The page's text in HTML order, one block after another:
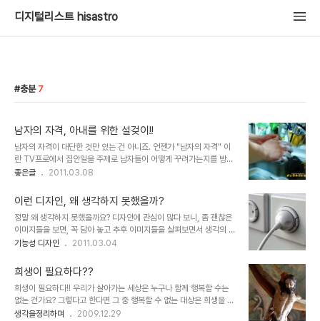
디지털리스트 hisastro
충분 7
남자의 자격, 아내를 위한 설겆이!!
남자의 자격이 대단한 것만 있는 건 아니죠. 언젠가 "남자의 자격" 이
란 TV프로에서 집안일을 주제로 남자들이 어떻게 꾸려가는지를 방영
한 적이 있습니다. 그 방송 끝 무렵, 직접 집안일을 해본 후 정말 힘들
를 위해 집안일을 도와주는 것도 남자가 지녀야 할 자격 중 하나라고...
근데, 요즘 그 말이 적잖이 와 닿습니다. 들리는 바에 의하면 맞벌이하
는 경우도 대부분 집안일은 여자가 맡는다고 합니다. 물론 예전에 비하
면 많이 변했다고는 하지만, 아직은 좀 그런 것 같습니다. 그런데, 아이
러니하게도 결혼 전 대부분 남자들은 무엇이든 다 잘해줄 것처럼 예비
듯 결혼 전 얘기와는..
좋은글 2011.03.08
이런 디자인, 왜 생각하지 못했을까?
정말 왜 생각하지 못했을까요? 디자인에 관심이 많다 보니, 좀 괜찮은
이미지들을 보면, 꼭 담아 놓고 추후 이미지들을 살펴보면서 생각의 범
위를 넓히고 또 참고하는 용도로 아주 요긴하게 활용하곤 합니다. 여러
디자인들을 보게 될때면... 때론 정말 이런 디자인은 언제고 충분히 생
각할 수도 있는 것들이었을 텐데 왜 이제야 생각하게 되었을까?라는
의아함을 갖게 될때가 한 두번이 아닙니다. ▲ 디자인은 생각의 빛을
더욱 밝혀줍니다. 그렇기 때문에 더욱 작은 생각들 하나라도 그냥 지나
치지 말자고 생각합니다. 그리고 그렇게 생각의 확장을 통해 좀 더 넓
기능성 디자인 2011.03.04
희생이 필요하다??
희생이 필요하다!! 우리가 살아가는 세상은 누구나 함께 행복할 수는
없는 건가요? 그렇다고 한다면 그 중 행복할 수 없는 대상은 희생을 당
해야만 하는 것일까요? 그래요... 만일 그 행복할 수 있는 최적의 수가
생각을정리하며 2009.12.29